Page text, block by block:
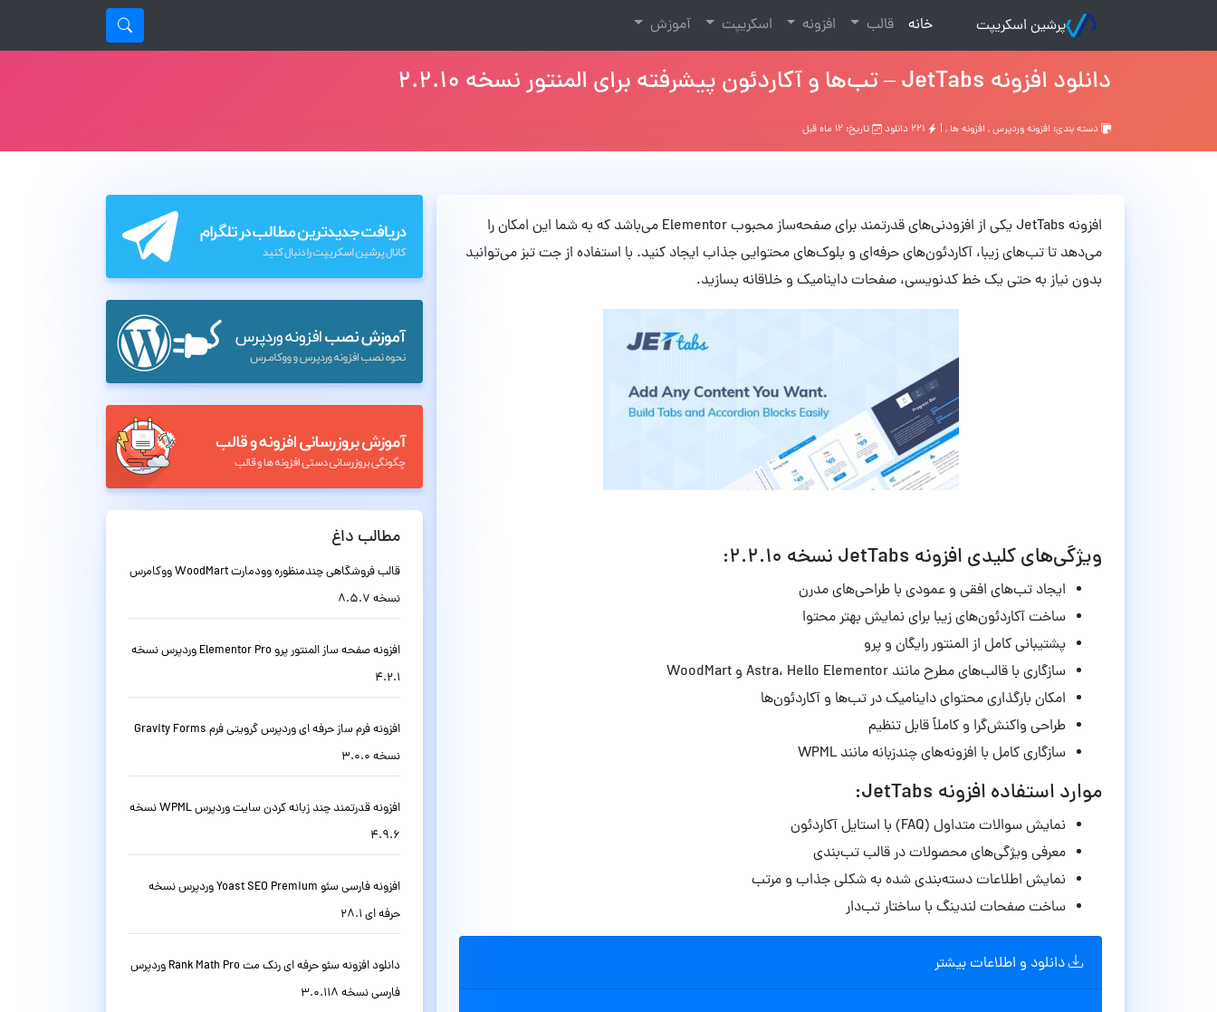
پرشین اسکریپت خانه
(current) قالب افزونه اسکریپت آموزش
دانلود افزونه JetTabs – تب‌ها و آکاردئون پیشرفته برای المنتور نسخه 2.2.10
دسته بندی: افزونه وردپرس, افزونه ها, | تاریخ: ۱۲ ماه قبل
افزونه JetTabs یکی از افزودنی‌های قدرتمند برای صفحه‌ساز محبوب Elementor می‌باشد که به شما این امکان را
می‌دهد تا تب‌های زیبا، آکاردئون‌های حرفه‌ای و بلوک‌های محتوایی جذاب ایجاد کنید. با استفاده از جت تبز می‌توانید
بدون نیاز به حتی یک خط کدنویسی، صفحات داینامیک و خلاقانه بسازید.
ویژگی‌های کلیدی افزونه JetTabs نسخه 2.2.10:
ایجاد تب‌های افقی و عمودی با طراحی‌های مدرن
ساخت آکاردئون‌های زیبا برای نمایش بهتر محتوا
پشتیبانی کامل از المنتور رایگان و پرو
سازگاری با قالب‌های مطرح مانند Astra، Hello Elementor و WoodMart
امکان بارگذاری محتوای داینامیک در تب‌ها و آکاردئون‌ها
طراحی واکنش‌گرا و کاملاً قابل تنظیم
سازگاری کامل با افزونه‌های چندزبانه مانند WPML
موارد استفاده افزونه JetTabs:
نمایش سوالات متداول (FAQ) با استایل آکاردئون
معرفی ویژگی‌های محصولات در قالب تب‌بندی
نمایش اطلاعات دسته‌بندی شده به شکلی جذاب و مرتب
ساخت صفحات لندینگ با ساختار تب‌دار
دانلود و اطلاعات بیشتر
مطالب داغ
قالب فروشگاهی چندمنظوره وودمارت WoodMart ووکامرس
نسخه 8.5.7
افزونه صفحه ساز المنتور پرو Elementor Pro وردپرس نسخه
4.2.1
افزونه فرم ساز حرفه ای وردپرس گرویتی فرم Gravity Forms
نسخه 3.0.0
افزونه قدرتمند چند زبانه کردن سایت وردپرس WPML نسخه
4.9.6
افزونه فارسی سئو Yoast SEO Premium وردپرس نسخه
حرفه ای 28.1
دانلود افزونه سئو حرفه ای رنک مث Rank Math Pro وردپرس
فارسی نسخه 3.0.118